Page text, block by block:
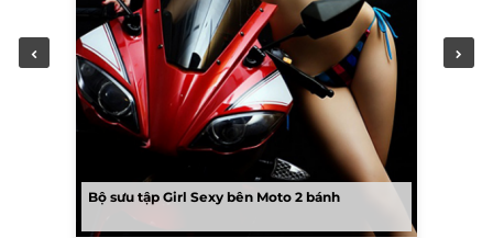
Bộ sưu tập Girl Sexy bên Moto 2 bánh